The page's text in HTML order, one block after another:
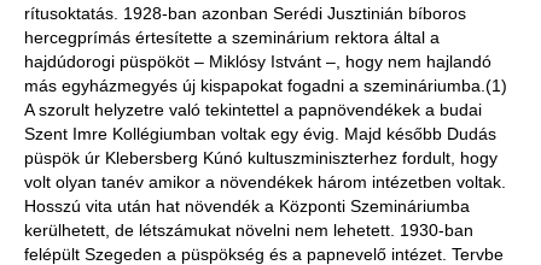
rítusoktatás. 1928-ban azonban Serédi Jusztinián bíboros
hercegprímás értesítette a szeminárium rektora által a
hajdúdorogi püspököt – Miklósy Istvánt –, hogy nem hajlandó
más egyházmegyés új kispapokat fogadni a szemináriumba.(1)
A szorult helyzetre való tekintettel a papnövendékek a budai
Szent Imre Kollégiumban voltak egy évig. Majd később Dudás
püspök úr Klebersberg Kúnó kultuszminiszterhez fordult, hogy
volt olyan tanév amikor a növendékek három intézetben voltak.
Hosszú vita után hat növendék a Központi Szemináriumba
kerülhetett, de létszámukat növelni nem lehetett. 1930-ban
felépült Szegeden a püspökség és a papnevelő intézet. Tervbe